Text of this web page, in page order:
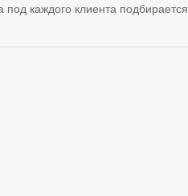
каждого клиента подбирается